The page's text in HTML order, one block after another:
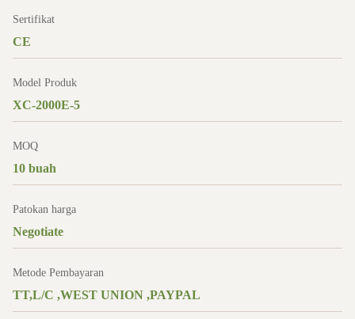
Sertifikat
CE
Model Produk
XC-2000E-5
MOQ
10 buah
Patokan harga
Negotiate
Metode Pembayaran
TT,L/C ,WEST UNION ,PAYPAL